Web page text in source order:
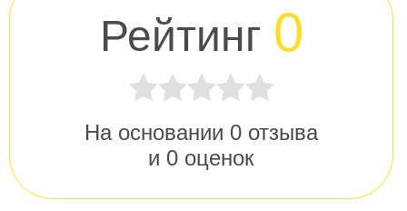
Рейтинг 0
На основании 0 отзыва
и 0 оценок